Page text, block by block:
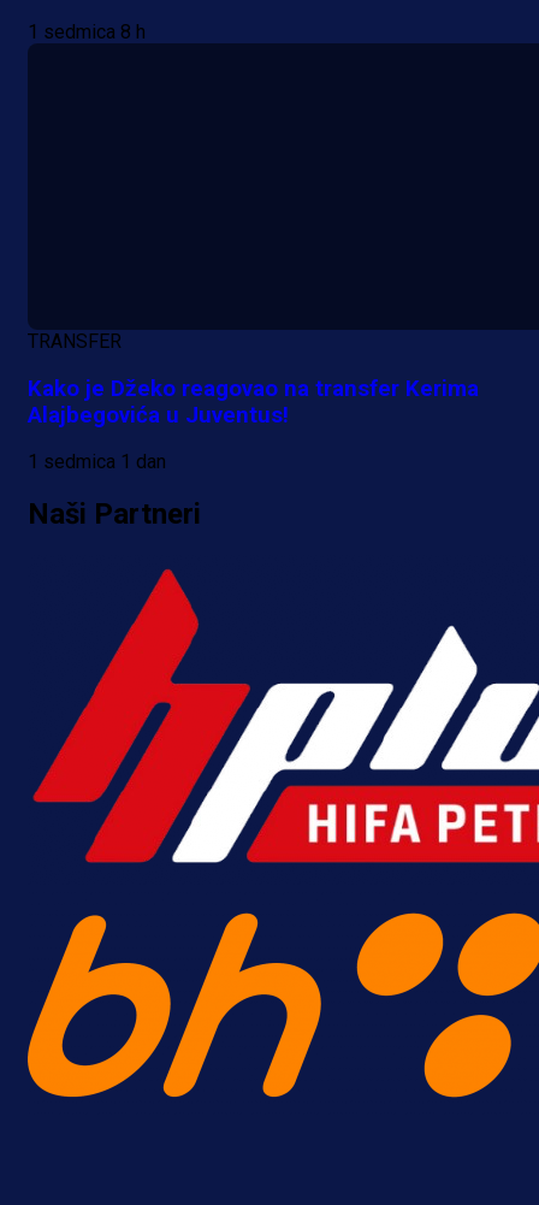
A Selekcija
Alajbegović debitovao za
Kako je ocijenjen nastup
reprezentativca BiH?
2 h 3 sekunda
1 sedmica 8 h
TRANSFER
Kako je Džeko reagovao na transfer Kerima
Alajbegovića u Juventus!
1 sedmica 1 dan
Naši Partneri